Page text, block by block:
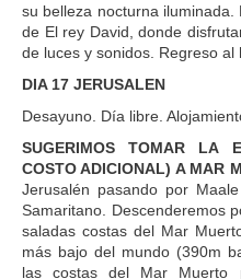
su belleza nocturna
de El rey David, donde
de luces y sonidos. Regreso al
DIA 17 JERUSALEN
Desayuno. Día libre.
SUGERIMOS TOMAR LA
COSTO ADICIONAL) A MAR
Jerusalén pasando por
Samaritano. Descenderemos
saladas costas del Mar
más bajo del mundo (390m
las costas del Mar Muerto